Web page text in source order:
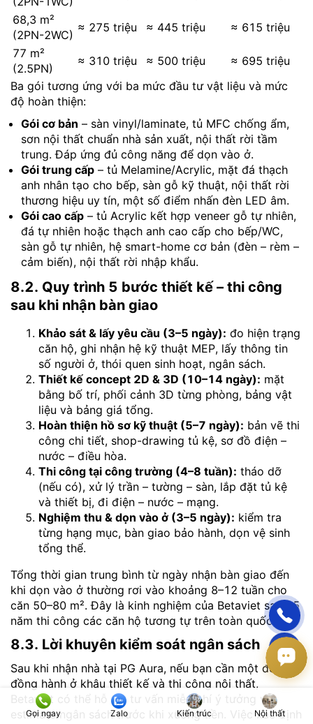
68,3 m²
(2PN-2WC)
≈ 275 triệu ≈ 445 triệu
≈ 615 triệu
77 m²
(2.5PN)
≈ 310 triệu ≈ 500 triệu
≈ 695 triệu
Ba gói tương ứng với ba mức đầu tư vật liệu và mức
độ hoàn thiện:
Gói cơ bản – sàn vinyl/laminate, tủ MFC chống ẩm,
sơn nội thất chuẩn nhà sản xuất, nội thất rời tầm
trung. Đáp ứng đủ công năng để dọn vào ở.
Gói trung cấp – tủ Melamine/Acrylic, mặt đá thạch
anh nhân tạo cho bếp, sàn gỗ kỹ thuật, nội thất rời
thương hiệu uy tín, một số điểm nhấn đèn LED âm.
Gói cao cấp – tủ Acrylic kết hợp veneer gỗ tự nhiên,
đá tự nhiên hoặc thạch anh cao cấp cho bếp/WC,
sàn gỗ tự nhiên, hệ smart-home cơ bản (đèn – rèm –
cảm biến), nội thất rời nhập khẩu.
8.2. Quy trình 5 bước thiết kế – thi công
sau khi nhận bàn giao
Khảo sát & lấy yêu cầu (3–5 ngày): đo hiện trạng
căn hộ, ghi nhận hệ kỹ thuật MEP, lấy thông tin
số người ở, thói quen sinh hoạt, ngân sách.
Thiết kế concept 2D & 3D (10–14 ngày): mặt
bằng bố trí, phối cảnh 3D từng phòng, bảng vật
liệu và bảng giá tổng.
Hoàn thiện hồ sơ kỹ thuật (5–7 ngày): bản vẽ thi
công chi tiết, shop-drawing tủ kệ, sơ đồ điện –
nước – điều hòa.
Thi công tại công trường (4–8 tuần): tháo dỡ
(nếu có), xử lý trần – tường – sàn, lắp đặt tủ kệ
và thiết bị, đi điện – nước – mạng.
Nghiệm thu & dọn vào ở (3–5 ngày): kiểm tra
từng hạng mục, bàn giao bảo hành, dọn vệ sinh
tổng thể.
Tổng thời gian trung bình từ ngày nhận bàn giao đến
khi dọn vào ở thường rơi vào khoảng 8–12 tuần cho
căn 50–80 m². Đây là kinh nghiệm của Betaviet sau 15
năm thi công các căn hộ tương tự trên toàn quốc.
8.3. Lời khuyên kiểm soát ngân sách
Sau khi nhận nhà tại PG Aura, nếu bạn cần một đối tác
đồng hành ở khâu thiết kế và thi công nội thất,
Betaviet có thể hỗ trợ tư vấn miễn phí ý tưởng và
estimate ngân sách trước khi xuống tiền. Việc xác định
Gọi ngay Zalo Kiến trúc Nội thất